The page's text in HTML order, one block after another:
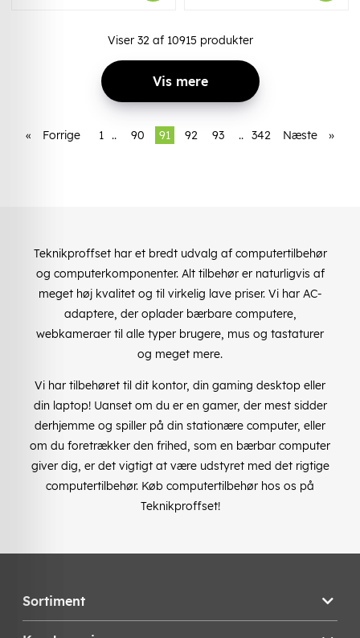
Viser 32af 10915 produkter
Vis mere
« Forrige 1 .. 90 91 92 93 .. 342 Næste »
Teknikproffset har et bredt udvalg af computertilbehør
og computerkomponenter. Alt tilbehør er naturligvis af
meget høj kvalitet og til virkelig lave priser. Vi har AC-
adaptere, der oplader bærbare computere,
webkameraer til alle typer brugere, mus og tastaturer
og meget mere.
Vi har tilbehøret til dit kontor, din gaming desktop eller
din laptop! Uanset om du er en gamer, der mest sidder
derhjemme og spiller på din stationære computer, eller
om du foretrækker den frihed, som en bærbar computer
giver dig, er det vigtigt at være udstyret med det rigtige
computertilbehør. Køb computertilbehør hos os på
Teknikproffset!
Sortiment